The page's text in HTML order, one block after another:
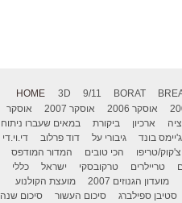
HOME 3D 9/11 BORAT
אוסקר 2006 אוסקר 2007
אוסקר
ארכיון ביקורת
במאים שעברו ניתוח
ג'יימס בונד גיבורי על דוד פרלוב
די.וי.די
טריפו הכי טובים
המדור המודפס
טריילרים טרקובסקי ישראל
כללי
מועדון הגנוזים 2007
מועצת הקולנוע
סטיבן ספילברג סיכום העשור
סיכום שנה